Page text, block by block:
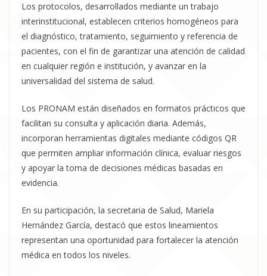
Los protocolos, desarrollados mediante un trabajo
interinstitucional, establecen criterios homogéneos para
el diagnóstico, tratamiento, seguimiento y referencia de
pacientes, con el fin de garantizar una atención de calidad
en cualquier región e institución, y avanzar en la
universalidad del sistema de salud.
Los PRONAM están diseñados en formatos prácticos que
facilitan su consulta y aplicación diaria. Además,
incorporan herramientas digitales mediante códigos QR
que permiten ampliar información clínica, evaluar riesgos
y apoyar la toma de decisiones médicas basadas en
evidencia.
En su participación, la secretaria de Salud, Mariela
Hernández García, destacó que estos lineamientos
representan una oportunidad para fortalecer la atención
médica en todos los niveles.